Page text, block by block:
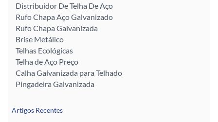
Distribuidor De Telha De Aço
Rufo Chapa Aço Galvanizado
Rufo Chapa Galvanizada
Brise Metálico
Telhas Ecológicas
Telha de Aço Preço
Calha Galvanizada para Telhado
Pingadeira Galvanizada
Artigos Recentes